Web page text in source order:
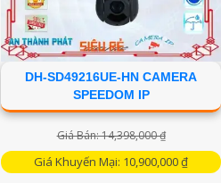
DH-SD49216UE-HN CAMERA
SPEEDOM IP
Giá Bán: 14,398,000 ₫
Giá Khuyến Mại: 10,900,000 ₫